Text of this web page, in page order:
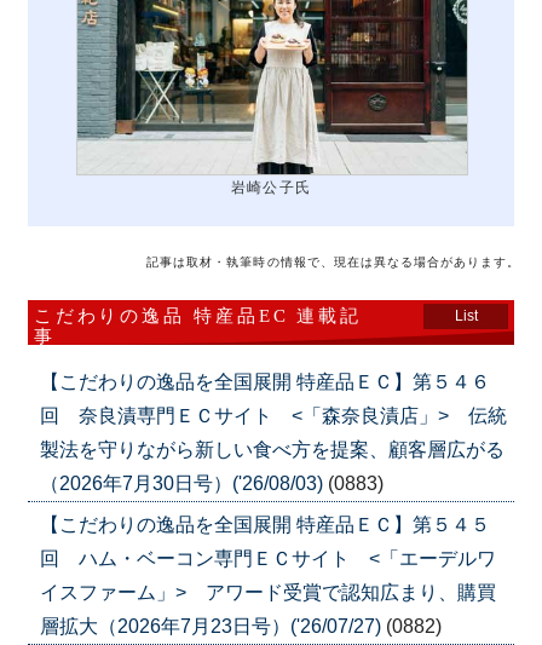
岩崎公子氏
記事は取材・執筆時の情報で、現在は異なる場合があります。
こだわりの逸品 特産品EC 連載記
事
List
【こだわりの逸品を全国展開 特産品ＥＣ】第５４６
回 奈良漬専門ＥＣサイト <「森奈良漬店」> 伝統
製法を守りながら新しい食べ方を提案、顧客層広がる
（2026年7月30日号）('26/08/03) (0883)
【こだわりの逸品を全国展開 特産品ＥＣ】第５４５
回 ハム・ベーコン専門ＥＣサイト <「エーデルワ
イスファーム」> アワード受賞で認知広まり、購買
層拡大（2026年7月23日号）('26/07/27) (0882)